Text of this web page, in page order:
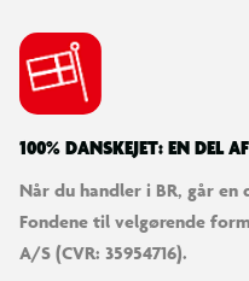
100% DANSKEJET: EN DEL
Når du handler i BR, går
Fondene til velgørende
A/S (CVR: 35954716).